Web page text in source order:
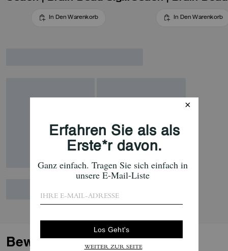
In Den Warenkorb In Den Warenkorb
Bewertungen